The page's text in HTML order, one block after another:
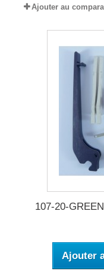
Ajouter au
107-20-
Ajouter